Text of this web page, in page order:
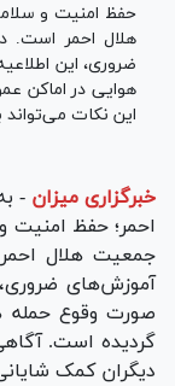
حفظ امنیت و
هلال احمر است.
ضروری، این
هوایی در اماکن
این نکات
خبرگزاری میزان -
احمر؛ حفظ امنیت
جمعیت هلال
آموزش‌های
صورت وقوع حمله
گردیده است.
دیگران کمک